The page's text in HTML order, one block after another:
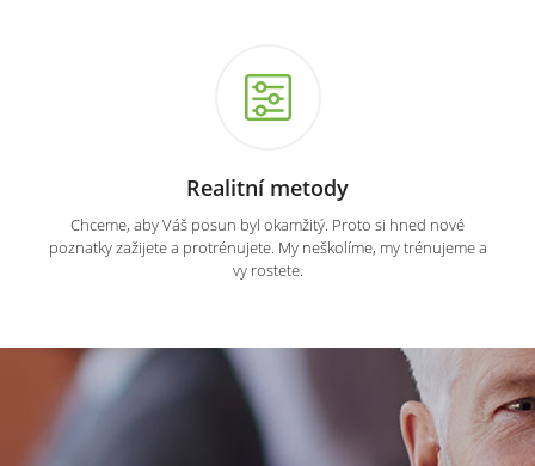
Realitní metody
Chceme, aby Váš posun byl okamžitý. Proto si hned nové
poznatky zažijete a protrénujete. My neškolíme, my trénujeme a
vy rostete.